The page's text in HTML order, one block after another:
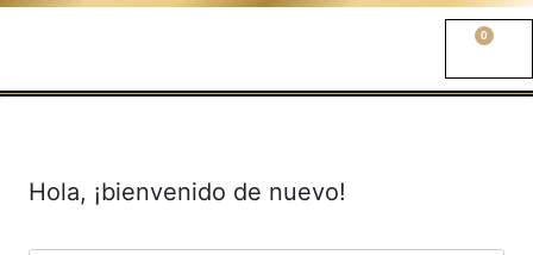
0
Hola, ¡bienvenido de nuevo!